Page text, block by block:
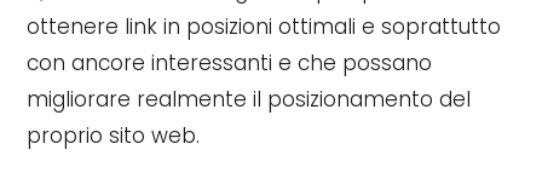
ottenere link in posizioni ottimali e soprattutto
con ancore interessanti e che possano
migliorare realmente il posizionamento del
proprio sito web.